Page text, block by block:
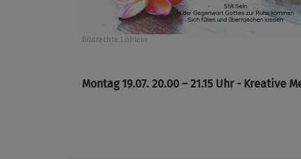
Bildrechte Löhlein
Montag 19.07. 20.00 – 21.15 Uhr - Kreative